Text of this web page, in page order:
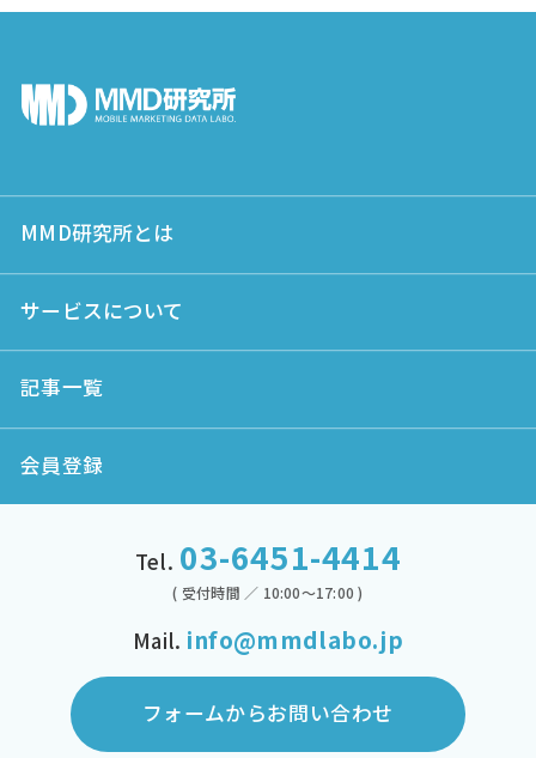
MMD研究所とは
サービスについて
記事一覧
会員登録
Tel. 03-6451-4414
( 受付時間 ／ 10:00～17:00 )
Mail. info@mmdlabo.jp
フォームからお問い合わせ